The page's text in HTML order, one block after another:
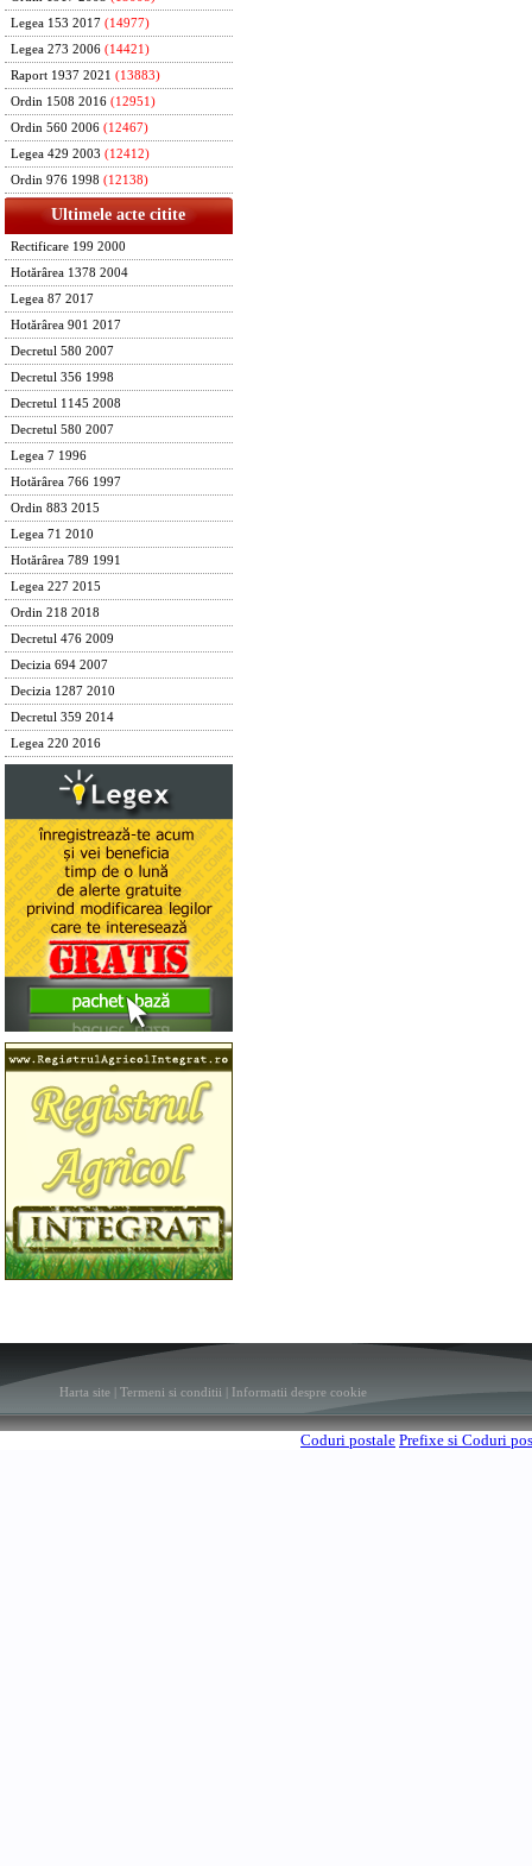
Legea 153 2017 (14977)
Legea 273 2006 (14421)
Raport 1937 2021 (13883)
Ordin 1508 2016 (12951)
Ordin 560 2006 (12467)
Legea 429 2003 (12412)
Ordin 976 1998 (12138)
Ultimele acte citite
Rectificare 199 2000
Hotărârea 1378 2004
Legea 87 2017
Hotărârea 901 2017
Decretul 580 2007
Decretul 356 1998
Decretul 1145 2008
Decretul 580 2007
Legea 7 1996
Hotărârea 766 1997
Ordin 883 2015
Legea 71 2010
Hotărârea 789 1991
Legea 227 2015
Ordin 218 2018
Decretul 476 2009
Decizia 694 2007
Decizia 1287 2010
Decretul 359 2014
Legea 220 2016
Harta site | Termeni si conditii | Informatii despre cookie
Coduri postale Prefixe si Coduri